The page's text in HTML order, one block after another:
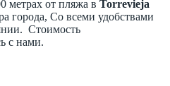
метрах от пляжа в Torrevieja
города, Со всеми удобствами
Стоимость
с нами.